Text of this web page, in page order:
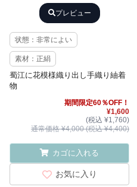
プレビュー
状態：非常によい
素材：正絹
蜀江に花模様織り出し手織り紬着
物
期間限定60％OFF！
¥1,600
(税込 ¥1,760)
通常価格 ¥4,000 (税込 ¥4,400)
カゴに入れる
お気に入り